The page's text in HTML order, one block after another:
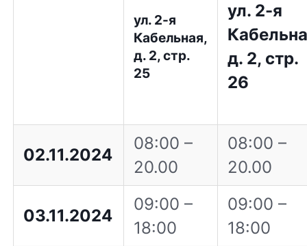
ул. 2-я
Кабельная,
д. 2, стр.
25
ул. 2-я
д. 2, стр.
26
02.11.2024
08:00 –
20.00
08:00 –
20.00
03.11.2024
09:00 –
18:00
09:00 –
18:00